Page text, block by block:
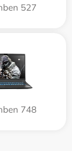
527
748